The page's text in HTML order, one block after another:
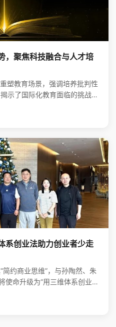
，聚焦科技融合与人才培
塑教育场景，强调培养批判性
示了国际化教育面临的挑战与
系创业法助力创业者少走
约商业思维”，与孙陶然、朱
使命升级为“用三维体系创业